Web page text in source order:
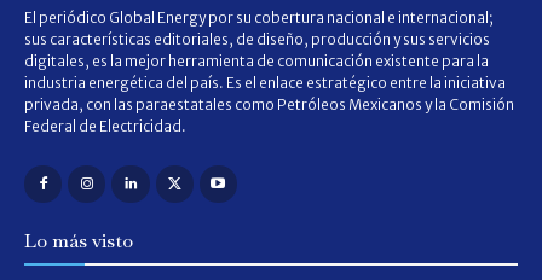
El periódico Global Energy por su cobertura nacional e internacional;
sus características editoriales, de diseño, producción y sus servicios
digitales, es la mejor herramienta de comunicación existente para la
industria energética del país. Es el enlace estratégico entre la iniciativa
privada, con las paraestatales como Petróleos Mexicanos y la Comisión
Federal de Electricidad.
Lo más visto